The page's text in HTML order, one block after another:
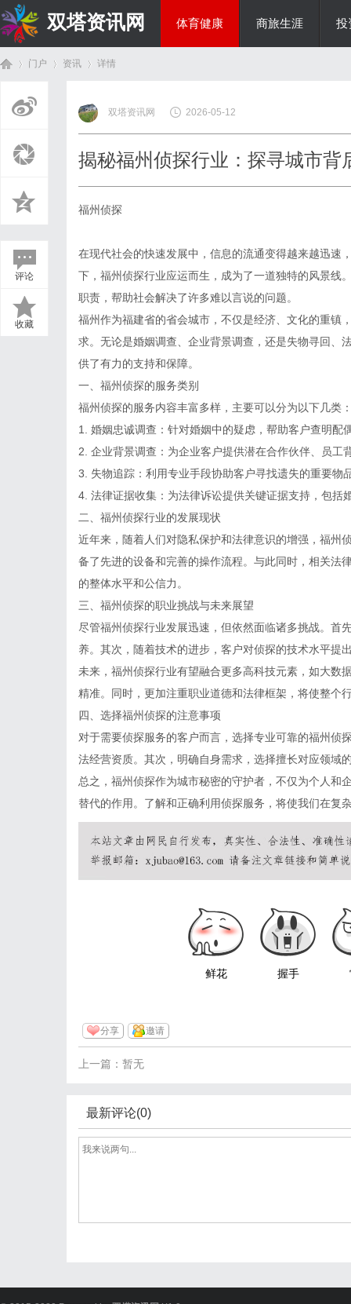
双塔资讯网 体育健康 商旅生涯 投
门户 资讯
›
详情
评论
收藏
双塔资讯网 2026-05-12
揭秘福州侦探行业：探寻城市背
福州侦探
在现代社会的快速发展中，信息的流通变得越来越迅速
下，福州侦探行业应运而生，成为了一道独特的风景线
职责，帮助社会解决了许多难以言说的问题。
福州作为福建省的省会城市，不仅是经济、文化的重镇
求。无论是婚姻调查、企业背景调查，还是失物寻回、
供了有力的支持和保障。
一、福州侦探的服务类别
福州侦探的服务内容丰富多样，主要可以分为以下几类
1. 婚姻忠诚调查：针对婚姻中的疑虑，帮助客户查明配
2. 企业背景调查：为企业客户提供潜在合作伙伴、员工
3. 失物追踪：利用专业手段协助客户寻找遗失的重要物
4. 法律证据收集：为法律诉讼提供关键证据支持，包括
二、福州侦探行业的发展现状
近年来，随着人们对隐私保护和法律意识的增强，福州
备了先进的设备和完善的操作流程。与此同时，相关法
的整体水平和公信力。
三、福州侦探的职业挑战与未来展望
尽管福州侦探行业发展迅速，但依然面临诸多挑战。首
养。其次，随着技术的进步，客户对侦探的技术水平提
未来，福州侦探行业有望融合更多高科技元素，如大数
精准。同时，更加注重职业道德和法律框架，将使整个
四、选择福州侦探的注意事项
对于需要侦探服务的客户而言，选择专业可靠的福州侦
法经营资质。其次，明确自身需求，选择擅长对应领域
总之，福州侦探作为城市秘密的守护者，不仅为个人和
替代的作用。了解和正确利用侦探服务，将使我们在复
鲜花 握手
分享 邀请
上一篇：暂无
最新评论(0)